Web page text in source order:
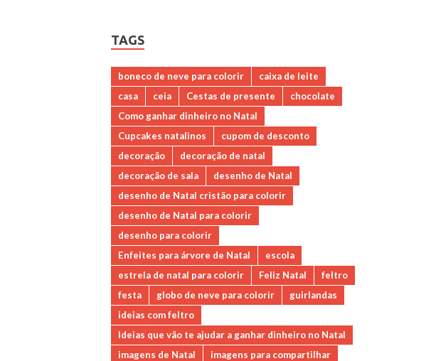
TAGS
boneco de neve para colorir
caixa de leite
casa
ceia Cestas de presente
chocolate
Como ganhar dinheiro no Natal
Cupcakes natalinos
cupom de desconto
decoração
decoração de natal
decoração de sala
desenho de Natal
desenho de Natal cristão para colorir
desenho de Natal para colorir
desenho para colorir
Enfeites para árvore de Natal
escola
estrela de natal para colorir
Feliz Natal
feltro
festa
globo de neve para colorir
guirlandas
ideias com feltro
Ideias que vão te ajudar a ganhar dinheiro no Natal
imagens de Natal
imagens para compartilhar